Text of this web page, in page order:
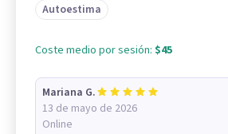
Autoestima
Coste medio por sesión: $45
Mariana G.
13 de mayo de 2026
Online